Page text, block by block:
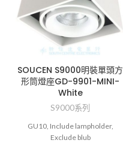
SOUCEN S9000明裝單頭方
形筒燈座GD-9901-MINI-
White
S9000系列
GU10, Include lampholder,
Exclude blub